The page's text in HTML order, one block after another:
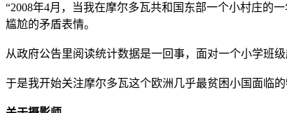
“2008年4月，当我在摩尔多瓦共和国东部一个小村庄的
尴尬的矛盾表情。
从政府公告里阅读统计数据是一回事，面对一个小学班
于是我开始关注摩尔多瓦这个欧洲几乎最贫困小国面临